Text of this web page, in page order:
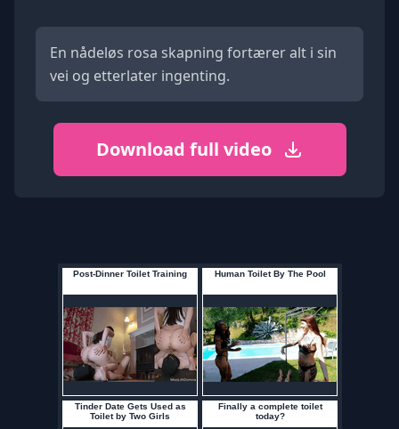
En nådeløs rosa skapning fortærer alt i sin
vei og etterlater ingenting.
Download full video